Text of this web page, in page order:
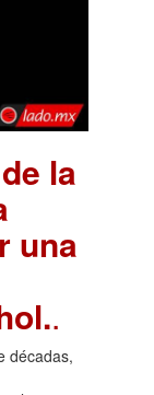
la
una
.
décadas,